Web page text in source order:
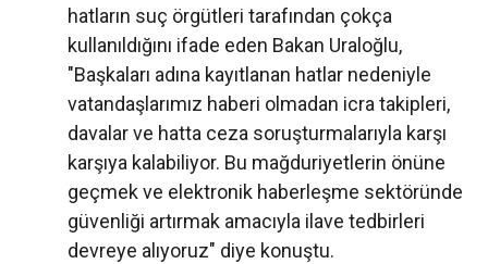
hatların suç örgütleri tarafından çokça
kullanıldığını ifade eden Bakan Uraloğlu,
"Başkaları adına kayıtlanan hatlar nedeniyle
vatandaşlarımız haberi olmadan icra takipleri,
davalar ve hatta ceza soruşturmalarıyla karşı
karşıya kalabiliyor. Bu mağduriyetlerin önüne
geçmek ve elektronik haberleşme sektöründe
güvenliği artırmak amacıyla ilave tedbirleri
devreye alıyoruz" diye konuştu.